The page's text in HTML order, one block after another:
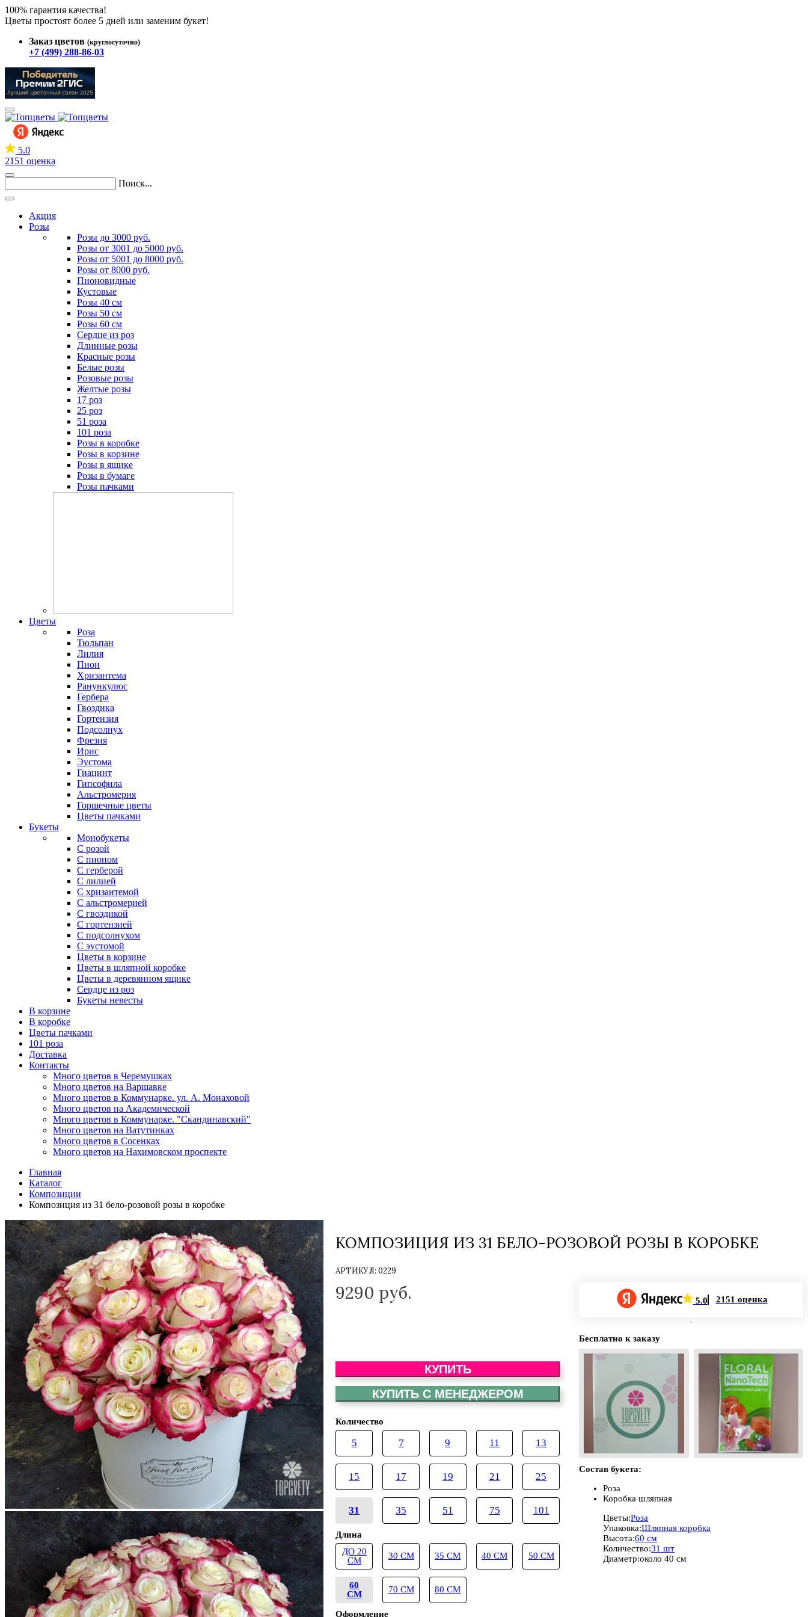
100% гарантия качества!
Цветы простоят более 5 дней или заменим букет!
Заказ цветов (круглосуточно)
+7 (499) 288-86-03
5.0
2151 оценка
Поиск...
Акция
Розы
Розы до 3000 руб.
Розы от 3001 до 5000 руб.
Розы от 5001 до 8000 руб.
Розы от 8000 руб.
Пионовидные
Кустовые
Розы 40 см
Розы 50 см
Розы 60 см
Сердце из роз
Длинные розы
Красные розы
Белые розы
Розовые розы
Желтые розы
17 роз
25 роз
51 роза
101 роза
Розы в коробке
Розы в корзине
Розы в ящике
Розы в бумаге
Розы пачками
Цветы
Роза
Тюльпан
Лилия
Пион
Хризантема
Ранункулюс
Гербера
Гвоздика
Гортензия
Подсолнух
Фрезия
Ирис
Эустома
Гиацинт
Гипсофила
Альстромерия
Горшечные цветы
Цветы пачками
Букеты
Монобукеты
С розой
С пионом
С герберой
С лилией
С хризантемой
С альстромерией
С гвоздикой
С гортензией
С подсолнухом
С эустомой
Цветы в корзине
Цветы в шляпной коробке
Цветы в деревянном ящике
Сердце из роз
Букеты невесты
В корзине
В коробке
Цветы пачками
101 роза
Доставка
Контакты
Много цветов в Черемушках
Много цветов на Варшавке
Много цветов в Коммунарке. ул. А. Монаховой
Много цветов на Академической
Много цветов в Коммунарке. "Скандинавский"
Много цветов на Ватутинках
Много цветов в Сосенках
Много цветов на Нахимовском проспекте
Главная
Каталог
Композиции
Композиция из 31 бело-розовой розы в коробке
КОМПОЗИЦИЯ ИЗ 31 БЕЛО-РОЗОВОЙ РОЗЫ В КОРОБКЕ
АРТИКУЛ:0229
9290 руб.
КУПИТЬ
КУПИТЬ С МЕНЕДЖЕРОМ
Количество
5 7 9 11 13
15 17 19 21 25
31 35 51 75 101
Длина
ДО 20
СМ
30 СМ 35 СМ 40 СМ 50 СМ
60
СМ
70 СМ 80 СМ
Оформление
5.0 2151 оценка
Бесплатно к заказу
Состав букета:
Роза
Коробка шляпная
Цветы:Роза
Упаковка:Шляпная коробка
Высота:60 см
Количество:31 шт
Диаметр:около 40 см